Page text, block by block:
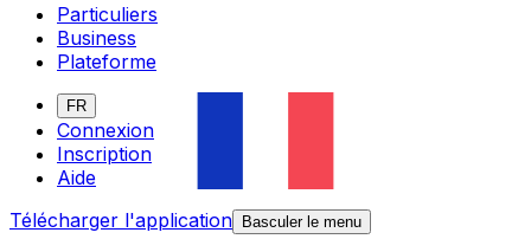
Particuliers
Business
Plateforme
FR
Connexion
Inscription
Aide
Télécharger l'application
Basculer le menu